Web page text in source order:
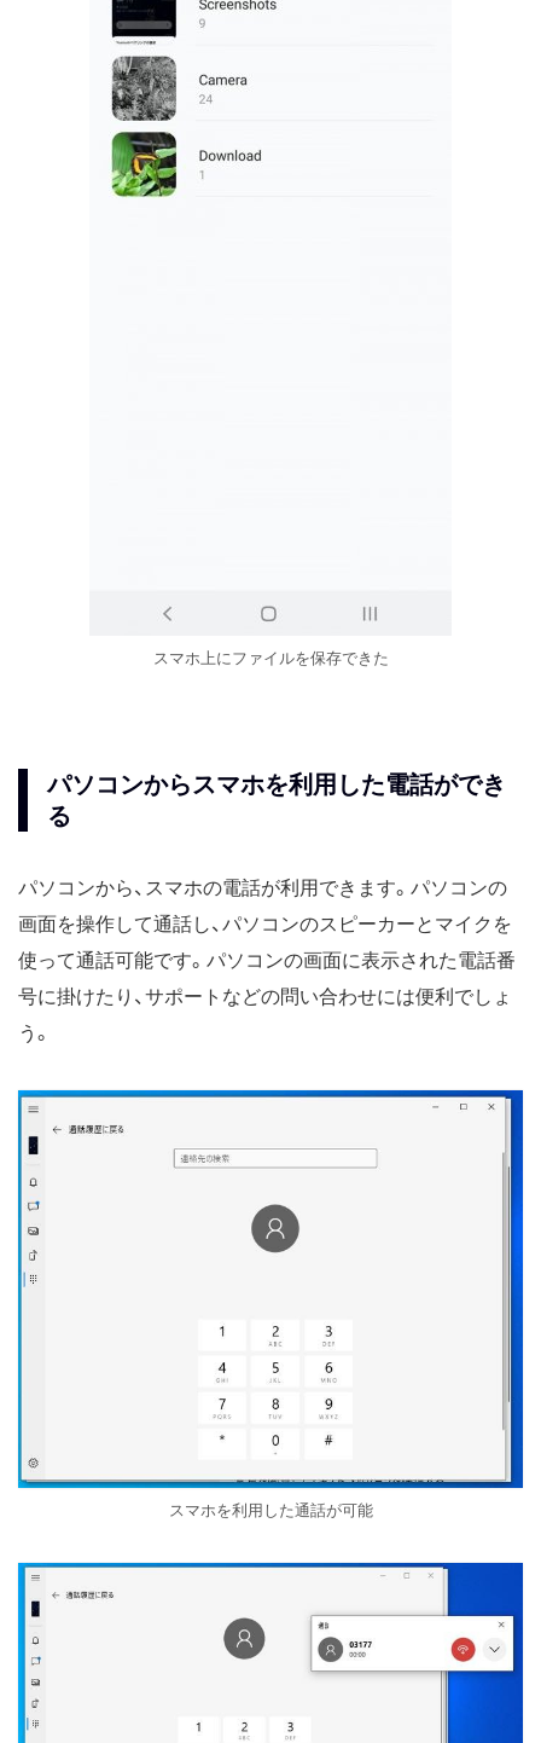
スマホ上にファイルを保存できた
パソコンからスマホを利用した電話ができ
る
パソコンから、スマホの電話が利用できます。パソコンの
画面を操作して通話し、パソコンのスピーカーとマイクを
使って通話可能です。パソコンの画面に表示された電話番
号に掛けたり、サポートなどの問い合わせには便利でしょ
う。
スマホを利用した通話が可能